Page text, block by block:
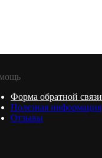
Форма обратной связи
Полезная информация
Отзывы